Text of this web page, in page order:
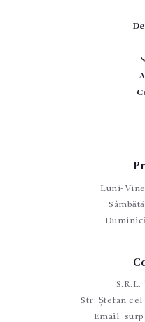
Luni-
Str. Ștefan
Email: